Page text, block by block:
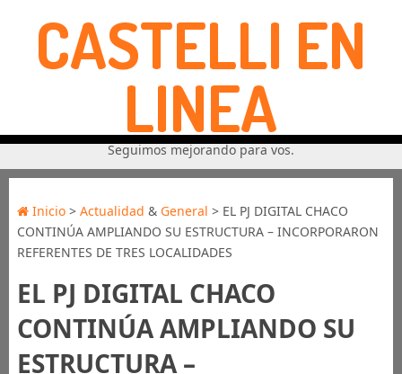
CASTELLI EN
LINEA
Seguimos mejorando para vos.
Inicio> Actualidad & General > EL PJ DIGITAL CHACO
CONTINÚA AMPLIANDO SU ESTRUCTURA – INCORPORARON
REFERENTES DE TRES LOCALIDADES
EL PJ DIGITAL CHACO
CONTINÚA AMPLIANDO SU
ESTRUCTURA –